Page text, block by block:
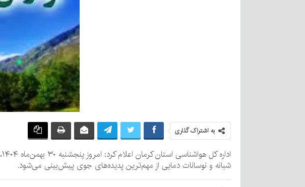
به اشتراک گذاری
شبانه و نوسانات دمایی از مهم‌ترین پدیده‌های جوی پیش‌بینی می‌شود.